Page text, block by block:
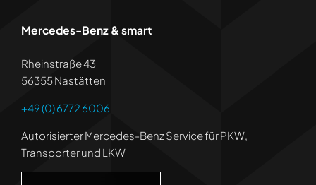
Mercedes-Benz & smart
Rheinstraße 43
56355 Nastätten
+49 (0) 6772 6006
Autorisierter Mercedes-Benz Service für PKW,
Transporter und LKW